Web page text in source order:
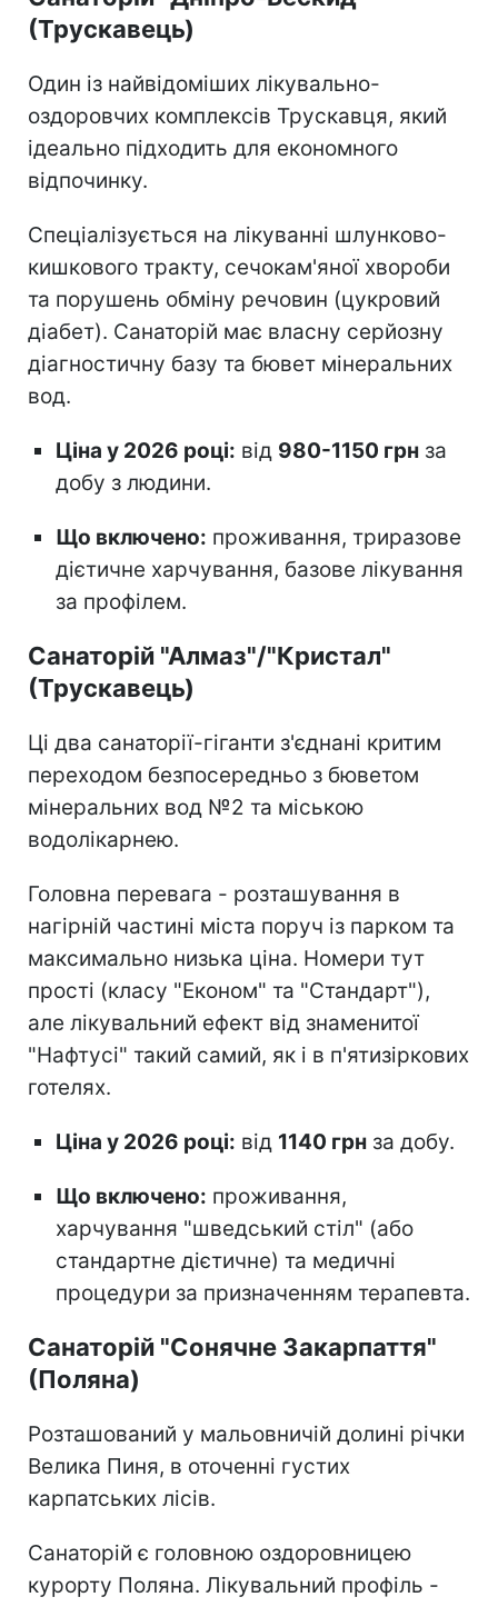
(Трускавець)
Один із найвідоміших лікувально-
оздоровчих комплексів Трускавця, який
ідеально підходить для економного
відпочинку.
Спеціалізується на лікуванні шлунково-
кишкового тракту, сечокам'яної хвороби
та порушень обміну речовин (цукровий
діабет). Санаторій має власну серйозну
діагностичну базу та бювет мінеральних
вод.
Ціна у 2026 році: від 980-1150 грн за
добу з людини.
Що включено: проживання, триразове
дієтичне харчування, базове лікування
за профілем.
Санаторій "Алмаз"/"Кристал"
(Трускавець)
Ці два санаторії-гіганти з'єднані критим
переходом безпосередньо з бюветом
мінеральних вод №2 та міською
водолікарнею.
Головна перевага - розташування в
нагірній частині міста поруч із парком та
максимально низька ціна. Номери тут
прості (класу "Економ" та "Стандарт"),
але лікувальний ефект від знаменитої
"Нафтусі" такий самий, як і в п'ятизіркових
готелях.
Ціна у 2026 році: від 1140 грн за добу.
Що включено: проживання,
харчування "шведський стіл" (або
стандартне дієтичне) та медичні
процедури за призначенням терапевта.
Санаторій "Сонячне Закарпаття"
(Поляна)
Розташований у мальовничій долині річки
Велика Пиня, в оточенні густих
карпатських лісів.
Санаторій є головною оздоровницею
курорту Поляна. Лікувальний профіль -